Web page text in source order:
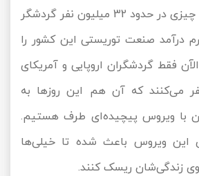
است. در سال 2018، چیزی در حدود 32 میلیون نفر گردشگر
درآمد صنعت توریستی این کشور را
فقط گردشگران اروپایی و آمریکای
می‌کنند که آن هم این روزها به
با ویروس پیچیده‌ای طرف هستیم.
این ویروس باعث شده تا خیلی‌ها
زندگی‌شان ریسک کنند.